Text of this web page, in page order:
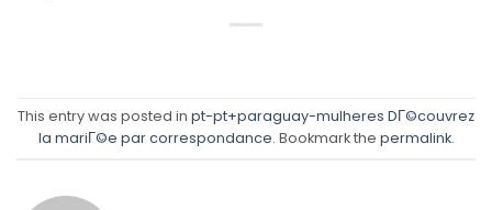
This entry was posted in pt-pt+paraguay-mulheres DГ©couvrez
la mariГ©e par correspondance. Bookmark the permalink.